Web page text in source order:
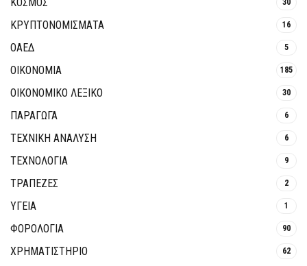
ΚΡΥΠΤΟΝΟΜΊΣΜΑΤΑ 16
ΟΑΕΔ 5
ΟΙΚΟΝΟΜΙΑ 185
ΟΙΚΟΝΟΜΙΚΟ ΛΕΞΙΚΟ 30
ΠΑΡΑΓΩΓΑ 6
ΤΕΧΝΙΚΗ ΑΝΑΛΥΣΗ 6
ΤΕΧΝΟΛΟΓΙΑ 9
ΤΡΆΠΕΖΕΣ 2
ΥΓΕΙΑ 1
ΦΟΡΟΛΟΓΙΑ 90
ΧΡΗΜΑΤΙΣΤΗΡΙΟ 62